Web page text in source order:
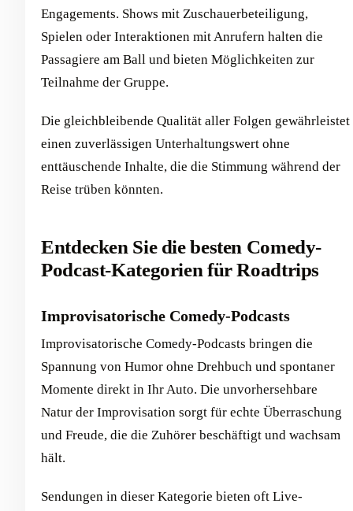
Engagements. Shows mit Zuschauerbeteiligung,
Spielen oder Interaktionen mit Anrufern halten die
Passagiere am Ball und bieten Möglichkeiten zur
Teilnahme der Gruppe.
Die gleichbleibende Qualität aller Folgen gewährleistet
einen zuverlässigen Unterhaltungswert ohne
enttäuschende Inhalte, die die Stimmung während der
Reise trüben könnten.
Entdecken Sie die besten Comedy-
Podcast-Kategorien für Roadtrips
Improvisatorische Comedy-Podcasts
Improvisatorische Comedy-Podcasts bringen die
Spannung von Humor ohne Drehbuch und spontaner
Momente direkt in Ihr Auto. Die unvorhersehbare
Natur der Improvisation sorgt für echte Überraschung
und Freude, die die Zuhörer beschäftigt und wachsam
hält.
Sendungen in dieser Kategorie bieten oft Live-